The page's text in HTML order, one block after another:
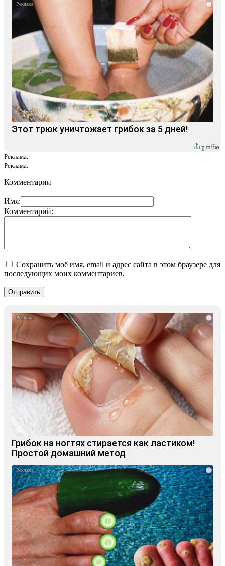
i
Этот трюк уничтожает грибок за 5 дней!
Реклама.
Реклама.
Комментарии
Имя:
Комментарий:
Сохранить моё имя, email и адрес сайта в этом браузере для
последующих моих комментариев.
i
Грибок на ногтях стирается как ластиком!
Простой домашний метод
i